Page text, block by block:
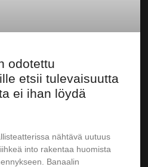
odotettu
etsii tulevaisuutta
ei ihan löydä
nähtävä uutuus
into rakentaa huomista
Banaalin